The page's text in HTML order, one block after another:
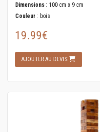
Dimensions : 100 cm x 9 cm
Couleur : bois
19.99€
AJOUTER AU DEVIS